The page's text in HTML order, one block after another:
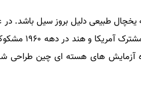
طبیعی دلیل بروز سیل باشد. در
در کوهستان